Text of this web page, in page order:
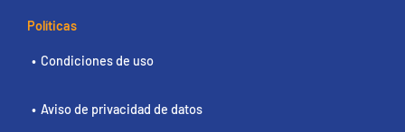
Políticas
Condiciones de uso
Aviso de privacidad de datos